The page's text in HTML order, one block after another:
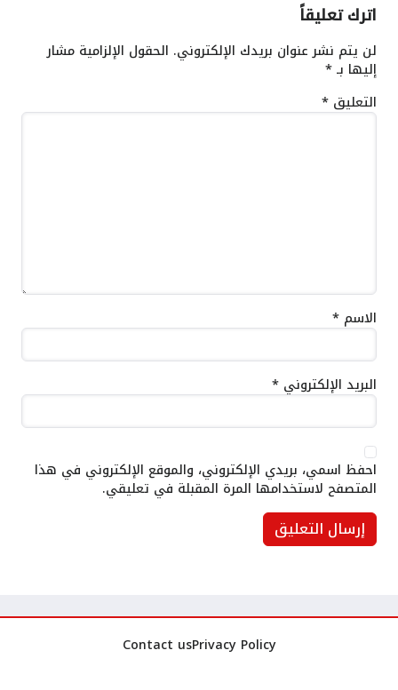
اترك تعليقاً
لن يتم نشر عنوان بريدك الإلكتروني. الحقول الإلزامية مشار
إليها بـ*
التعليق *
الاسم *
البريد الإلكتروني *
احفظ اسمي، بريدي الإلكتروني، والموقع الإلكتروني في هذا
المتصفح لاستخدامها المرة المقبلة في تعليقي.
Privacy Policy
Contact us